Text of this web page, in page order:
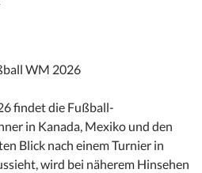
WM 2026
findet die Fußball-
in Kanada, Mexiko und den
Blick nach einem Turnier in
wird bei näherem Hinsehen